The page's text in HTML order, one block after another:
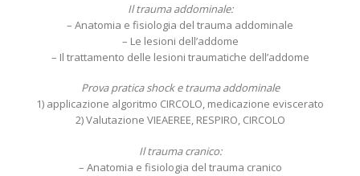
Il trauma addominale:
– Anatomia e fisiologia del trauma addominale
– Le lesioni dell’addome
– Il trattamento delle lesioni traumatiche dell’addome
Prova pratica shock e trauma addominale
1) applicazione algoritmo CIRCOLO, medicazione eviscerato
2) Valutazione VIEAEREE, RESPIRO, CIRCOLO
Il trauma cranico:
– Anatomia e fisiologia del trauma cranico